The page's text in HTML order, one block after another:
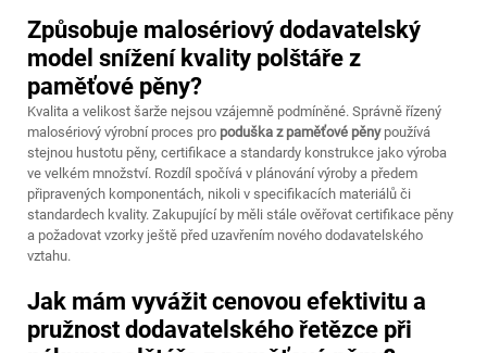
Způsobuje malosériový dodavatelský
model snížení kvality polštáře z
paměťové pěny?
Kvalita a velikost šarže nejsou vzájemně podmíněné. Správně řízený
malosériový výrobní proces pro poduška z paměťové pěny používá
stejnou hustotu pěny, certifikace a standardy konstrukce jako výroba
ve velkém množství. Rozdíl spočívá v plánování výroby a předem
připravených komponentách, nikoli v specifikacích materiálů či
standardech kvality. Zakupující by měli stále ověřovat certifikace pěny
a požadovat vzorky ještě před uzavřením nového dodavatelského
vztahu.
Jak mám vyvážit cenovou efektivitu a
pružnost dodavatelského řetězce při